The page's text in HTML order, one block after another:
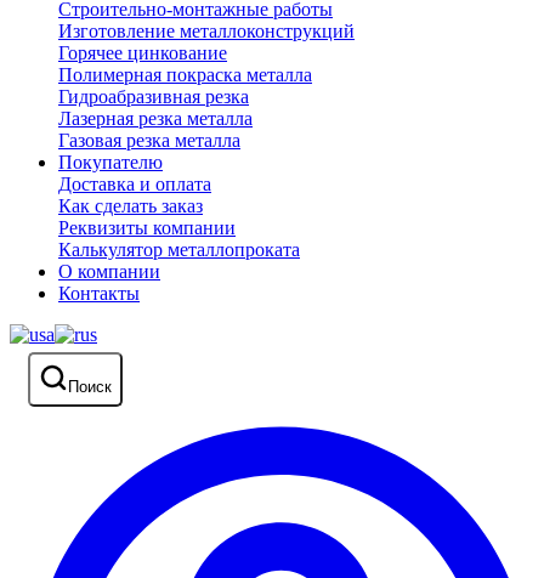
Строительно-монтажные работы
Изготовление металлоконструкций
Горячее цинкование
Полимерная покраска металла
Гидроабразивная резка
Лазерная резка металла
Газовая резка металла
Покупателю
Доставка и оплата
Как сделать заказ
Реквизиты компании
Калькулятор металлопроката
О компании
Контакты
Поиск